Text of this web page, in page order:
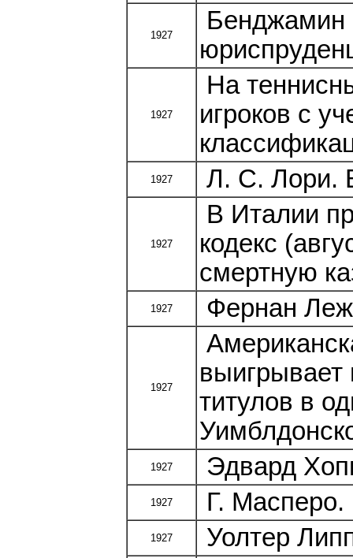
1927
Бенджамин
1927
На
игроков с
1927 Л. С. Лори.
1927
В Италии
кодекс
смертную
1927 Фернан
1927
выигрывает
титулов в
1927 Эдвард
1927 Г. Масперо.
1927 Уолтер